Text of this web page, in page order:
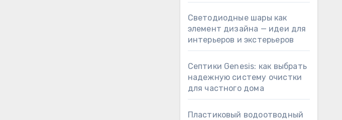
Светодиодные шары как
элемент дизайна — идеи для
интерьеров и экстерьеров
Септики Genesis: как выбрать
надежную систему очистки
для частного дома
Пластиковый водоотводный